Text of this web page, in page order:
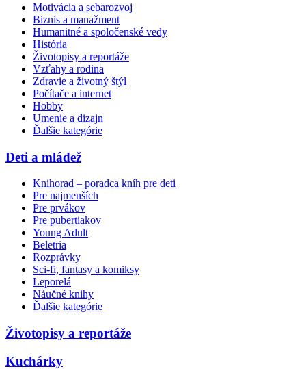
Motivácia a sebarozvoj
Biznis a manažment
Humanitné a spoločenské vedy
História
Životopisy a reportáže
Vzťahy a rodina
Zdravie a životný štýl
Počítače a internet
Hobby
Umenie a dizajn
Ďalšie kategórie
Deti a mládež
Knihorad – poradca kníh pre deti
Pre najmenších
Pre prvákov
Pre pubertiakov
Young Adult
Beletria
Rozprávky
Sci-fi, fantasy a komiksy
Leporelá
Náučné knihy
Ďalšie kategórie
Životopisy a reportáže
Kuchárky